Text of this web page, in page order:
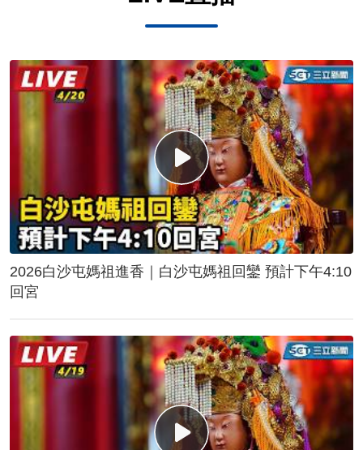
2026白沙屯媽祖進香｜白沙屯媽祖回鑾 預計下午4:10
回宮